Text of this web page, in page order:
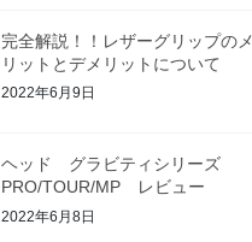
完全解説！！レザーグリップのメ
リットとデメリットについて
2022年6月9日
ヘッド グラビティシリーズ
PRO/TOUR/MP レビュー
2022年6月8日